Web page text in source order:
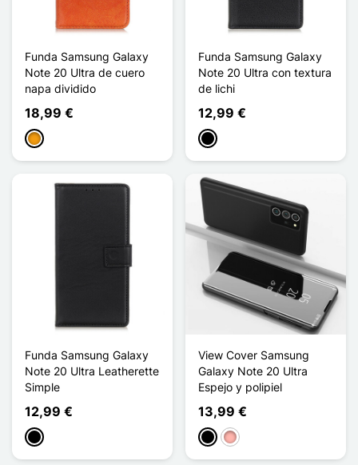
Funda Samsung Galaxy
Note 20 Ultra de cuero
napa dividido
18,99 €
Naranja
Funda Samsung Galaxy
Note 20 Ultra con textura
de lichi
12,99 €
Negro
Funda Samsung Galaxy
Note 20 Ultra Leatherette
Simple
12,99 €
Negro
View Cover Samsung
Galaxy Note 20 Ultra
Espejo y polipiel
13,99 €
NegroOro rosa